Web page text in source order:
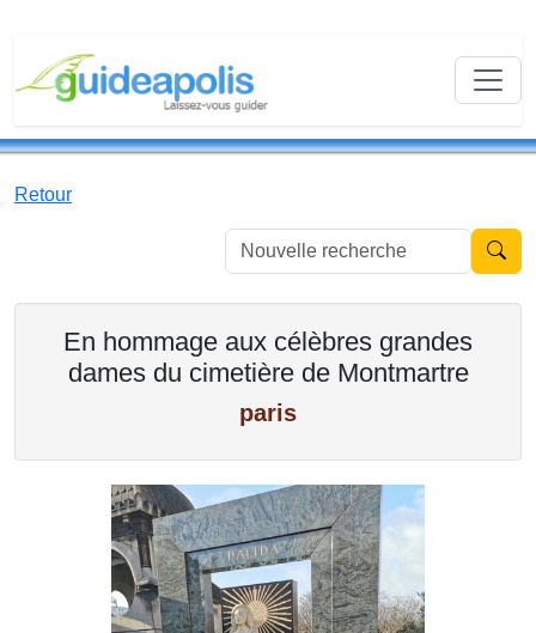
Retour
En hommage aux célèbres grandes
dames du cimetière de Montmartre
paris